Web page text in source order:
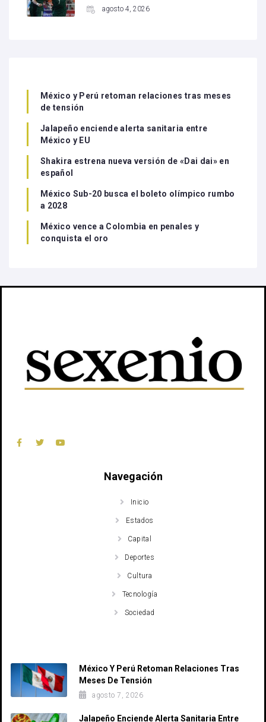
agosto 4, 2026
México y Perú retoman relaciones tras meses
de tensión
Jalapeño enciende alerta sanitaria entre
México y EU
Shakira estrena nueva versión de «Dai dai» en
español
México Sub-20 busca el boleto olímpico rumbo
a 2028
México vence a Colombia en penales y
conquista el oro
Navegación
Inicio
Estados
Capital
Deportes
Cultura
Tecnología
Sociedad
México Y Perú Retoman Relaciones Tras
Meses De Tensión
agosto 7, 2026
Jalapeño Enciende Alerta Sanitaria Entre